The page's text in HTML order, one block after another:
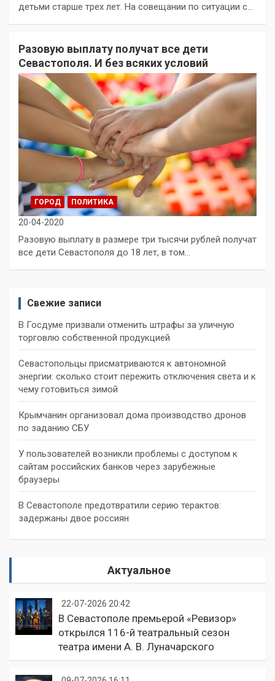
детьми старше трех лет. На совещании по ситуации с…
Разовую выплату получат все дети
Севастополя. И без всяких условий
ГОРОД ПОЛИТИКА
20-04-2020
Разовую выплату в размере три тысячи рублей получат
все дети Севастополя до 18 лет, в том…
Свежие записи
В Госдуме призвали отменить штрафы за уличную
торговлю собственной продукцией
Севастопольцы присматриваются к автономной
энергии: сколько стоит пережить отключения света и к
чему готовиться зимой
Крымчанин организовал дома производство дронов
по заданию СБУ
У пользователей возникли проблемы с доступом к
сайтам российских банков через зарубежные
браузеры
В Севастополе предотвратили серию терактов:
задержаны двое россиян
Актуальное
22-07-2026 20:42
В Севастополе премьерой «Ревизор»
открылся 116-й театральный сезон
театра имени А. В. Луначарского